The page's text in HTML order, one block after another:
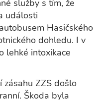
služby s tím, že
události
Hasičského
dohledu. I v
lehké intoxikace
zásahu ZZS došlo
Škoda byla